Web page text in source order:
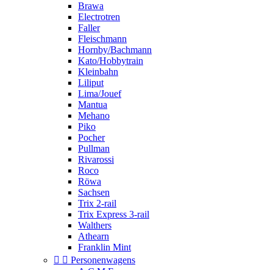
Brawa
Electrotren
Faller
Fleischmann
Hornby/Bachmann
Kato/Hobbytrain
Kleinbahn
Liliput
Lima/Jouef
Mantua
Mehano
Piko
Pocher
Pullman
Rivarossi
Roco
Röwa
Sachsen
Trix 2-rail
Trix Express 3-rail
Walthers
Athearn
Franklin Mint
  Personenwagens